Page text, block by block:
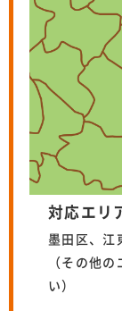
対応エリ
墨田区、江
（その他
い）